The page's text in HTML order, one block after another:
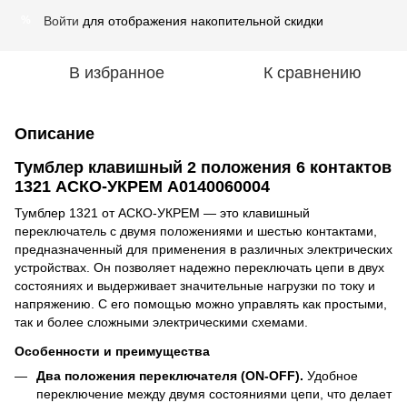
Войти для отображения накопительной скидки
В избранное К сравнению
Описание
Тумблер клавишный 2 положения 6 контактов
1321 АСКО-УКРЕМ A0140060004
Тумблер 1321 от АСКО-УКРЕМ — это клавишный
переключатель с двумя положениями и шестью контактами,
предназначенный для применения в различных электрических
устройствах. Он позволяет надежно переключать цепи в двух
состояниях и выдерживает значительные нагрузки по току и
напряжению. С его помощью можно управлять как простыми,
так и более сложными электрическими схемами.
Особенности и преимущества
Два положения переключателя (ON-OFF). Удобное
переключение между двумя состояниями цепи, что делает